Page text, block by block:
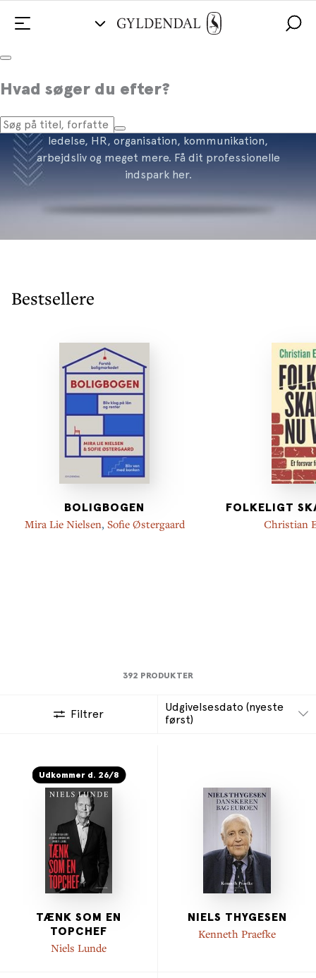
Hvad søger du efter?
Business
Læs dig dygtigere på jobbet og få ny viden om
ledelse, HR, organisation, kommunikation,
arbejdsliv og meget mere. Få dit professionelle
indspark her.
Bestsellere
BOLIGBOGEN
Mira Lie Nielsen, Sofie Østergaard
FOLKELIGT
Christian
392 PRODUKTER
Filtrer
Udgivelsesdato (nyeste
først)
Udkommer d. 26/8
TÆNK SOM EN
TOPCHEF
Niels Lunde
NIELS THYGESEN
Kenneth Praefke